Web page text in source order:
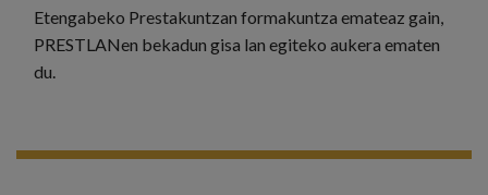
Etengabeko Prestakuntzan formakuntza emateaz gain,
PRESTLANen bekadun gisa lan egiteko aukera ematen
du.